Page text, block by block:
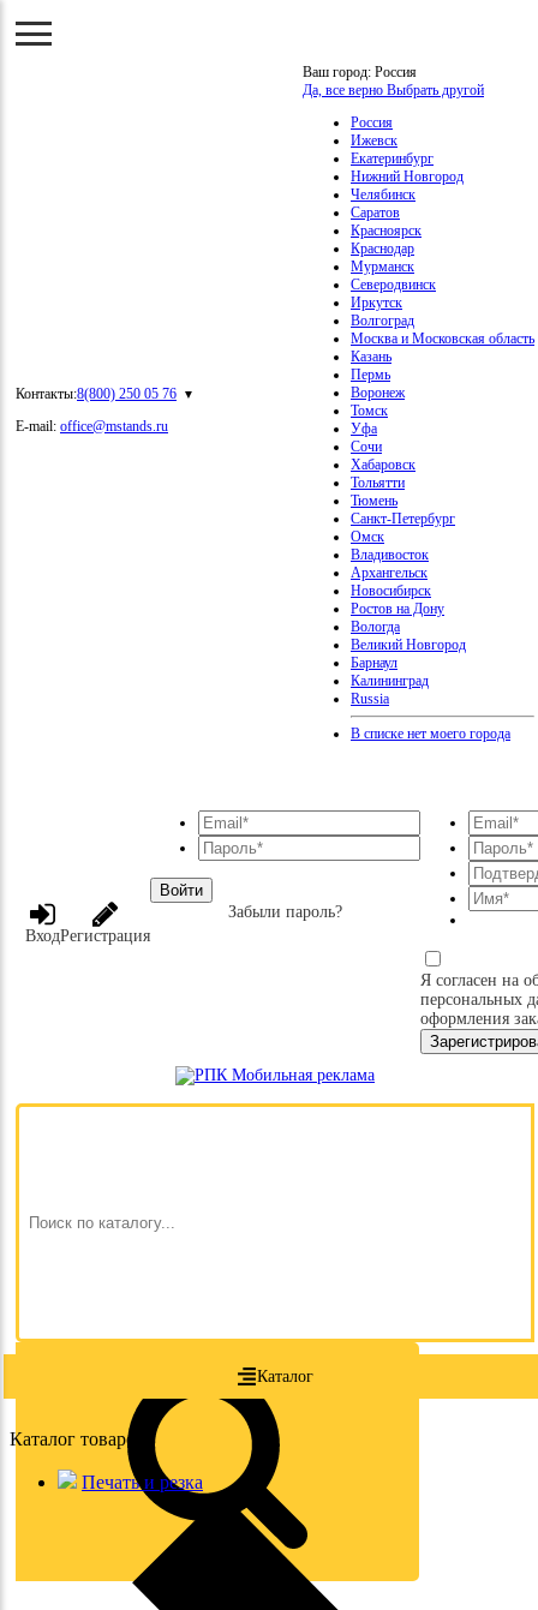
Контакты:8(800) 250 05 76
E-mail: office@mstands.ru
Ваш город: Россия
Да, все верно Выбрать другой
Россия
Ижевск
Екатеринбург
Нижний Новгород
Челябинск
Саратов
Красноярск
Краснодар
Мурманск
Северодвинск
Иркутск
Волгоград
Москва и Московская область
Казань
Пермь
Воронеж
Томск
Уфа
Сочи
Хабаровск
Тольятти
Тюмень
Санкт-Петербург
Омск
Владивосток
Архангельск
Новосибирск
Ростов на Дону
Вологда
Великий Новгород
Барнаул
Калининград
Russia
В списке нет моего города
Каталог
ВходРегистрация
Войти
Забыли пароль?
Я согласен на
персональных
оформления
Каталог товаров
Печать и резка